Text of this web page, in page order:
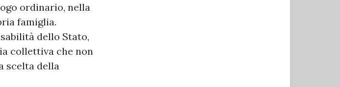
ordinario, nella
famiglia.
dello Stato,
collettiva che non
scelta della